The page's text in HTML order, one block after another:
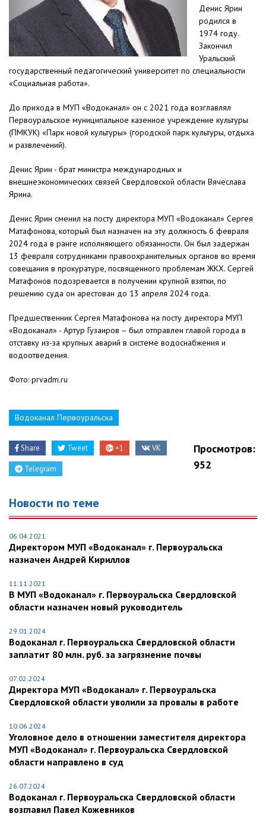
Денис Ярин
родился в
1974 году.
Закончил
Уральский
государственный педагогический университет по специальности
«Социальная работа».
До прихода в МУП «Водоканал» он с 2021 года возглавлял
Первоуральское муниципальное казенное учреждение культуры
(ПМКУК) «Парк новой культуры» (городской парк культуры, отдыха
и развлечений).
Денис Ярин - брат министра международных и
внешнеэкономических связей Свердловской области Вячеслава
Ярина.
Денис Ярин сменил на посту директора МУП «Водоканал» Сергея
Матафонова, который был назначен на эту должность 6 февраля
2024 года в ранге исполняющего обязанности. Он был задержан
13 февраля сотрудниками правоохранительных органов во время
совещания в прокуратуре, посвященного проблемам ЖКХ. Сергей
Матафонов подозревается в получении крупной взятки, по
решению суда он арестован до 13 апреля 2024 года.
Предшественник Сергея Матафонова на посту директора МУП
«Водоканал» - Артур Гузаиров – был отправлен главой города в
отставку из-за крупных аварий в системе водоснабжения и
водоотведения.
Фото: prvadm.ru
Водоканал Первоуральска
Share Tweet +1 VK
Telegram
Просмотров:
952
Новости по теме
06.04.2021
Директором МУП «Водоканал» г. Первоуральска
назначен Андрей Кириллов
11.11.2021
В МУП «Водоканал» г. Первоуральска Свердловской
области назначен новый руководитель
29.01.2024
Водоканал г. Первоуральска Свердловской области
заплатит 80 млн. руб. за загрязнение почвы
07.02.2024
Директора МУП «Водоканал» г. Первоуральска
Свердловской области уволили за провалы в работе
10.06.2024
Уголовное дело в отношении заместителя директора
МУП «Водоканал» г. Первоуральска Свердловской
области направлено в суд
26.07.2024
Водоканал г. Первоуральска Свердловской области
возглавил Павел Кожевников